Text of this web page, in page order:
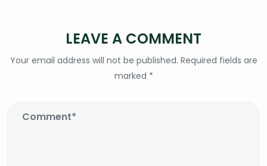
LEAVE A COMMENT
Your email address will not be published. Required fields are
marked *